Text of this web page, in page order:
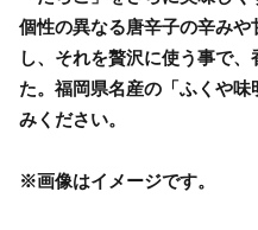
個性の異なる唐辛子の辛み
し、それを贅沢に使う事で
た。福岡県名産の「ふくや
みください。
※画像はイメージです。